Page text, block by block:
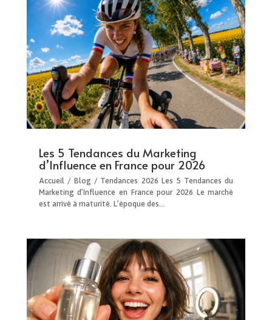
Les 5 Tendances du Marketing
d’Influence en France pour 2026
Accueil / Blog / Tendances 2026 Les 5 Tendances du
Marketing d’Influence en France pour 2026 Le marché
est arrivé à maturité. L’époque des…